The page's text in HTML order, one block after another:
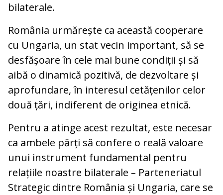
bilaterale.
România urmărește ca această cooperare
cu Ungaria, un stat vecin important, să se
desfășoare în cele mai bune condiții și să
aibă o dinamică pozitivă, de dezvoltare și
aprofundare, în interesul cetățenilor celor
două țări, indiferent de originea etnică.
Pentru a atinge acest rezultat, este necesar
ca ambele părți să confere o reală valoare
unui instrument fundamental pentru
relațiile noastre bilaterale – Parteneriatul
Strategic dintre România și Ungaria, care se